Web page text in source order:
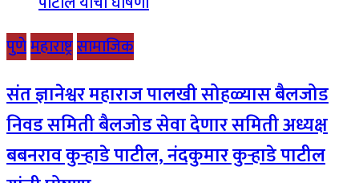
पुणेमहाराष्ट्रसामाजिक
संत ज्ञानेश्वर महाराज पालखी सोहळ्यास बैलजोड
निवड समिती बैलजोड सेवा देणार समिती अध्यक्ष
बबनराव कुऱ्हाडे पाटील, नंदकुमार कुऱ्हाडे पाटील